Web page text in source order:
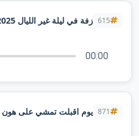
615
00:00
871